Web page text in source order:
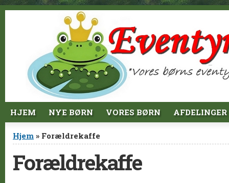
Jump to Content
HJEM NYE BØRN VORES BØRN AFDELINGER
Du er her
Hjem » Forældrekaffe
Forældrekaffe